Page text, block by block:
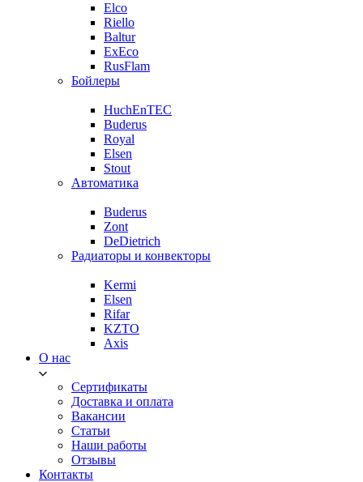
Elco
Riello
Baltur
ExEco
RusFlam
Бойлеры
HuchEnTEC
Buderus
Royal
Elsen
Stout
Автоматика
Buderus
Zont
DeDietrich
Радиаторы и конвекторы
Kermi
Elsen
Rifar
KZTO
Axis
О нас
Сертификаты
Доставка и оплата
Вакансии
Статьи
Наши работы
Отзывы
Контакты